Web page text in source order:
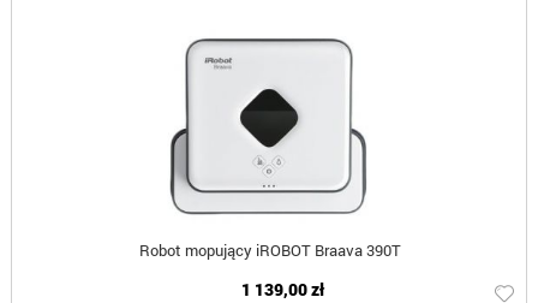
Robot mopujący iROBOT Braava 390T
1 139,00 zł